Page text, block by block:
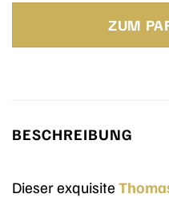
ZUM
BESCHREIBUNG
Dieser exquisite